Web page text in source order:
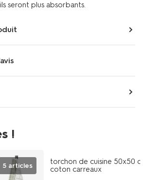
seront plus absorbants.
!
5 articles
torchon de cuisine 50x50
coton carreaux